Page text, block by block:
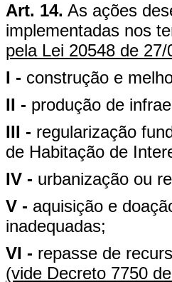
Art. 14. As ações
implementadas nos
pela Lei 20548 de 27/
I - construção e
II - produção de
III - regularização
de Habitação de
IV - urbanização ou
V - aquisição e
inadequadas;
VI - repasse de
(vide Decreto 7750